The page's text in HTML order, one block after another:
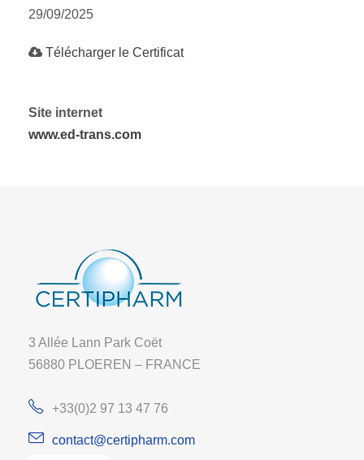
29/09/2025
Télécharger le Certificat
Site internet
www.ed-trans.com
3 Allée Lann Park Coët
56880 PLOEREN – FRANCE
+33(0)2 97 13 47 76
contact@certipharm.com